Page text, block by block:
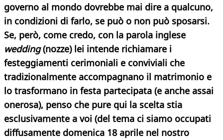
governo al mondo dovrebbe mai dire a qualcuno,
in condizioni di farlo, se può o non può sposarsi.
Se, però, come credo, con la parola inglese
wedding (nozze) lei intende richiamare i
festeggiamenti cerimoniali e conviviali che
tradizionalmente accompagnano il matrimonio e
lo trasformano in festa partecipata (e anche assai
onerosa), penso che pure qui la scelta stia
esclusivamente a voi (del tema ci siamo occupati
diffusamente domenica 18 aprile nel nostro